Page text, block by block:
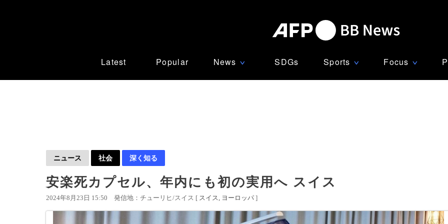
Latest Popular News ∨ SDGs Sports ∨ Focus ∨
ニュース 社会 深く知る
安楽死カプセル、年内にも初の実用へ スイス
2024年8月23日 15:50 発信地：チューリヒ/スイス [ スイス ヨーロッパ ]